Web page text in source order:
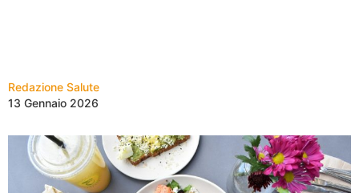
Redazione Salute
13 Gennaio 2026